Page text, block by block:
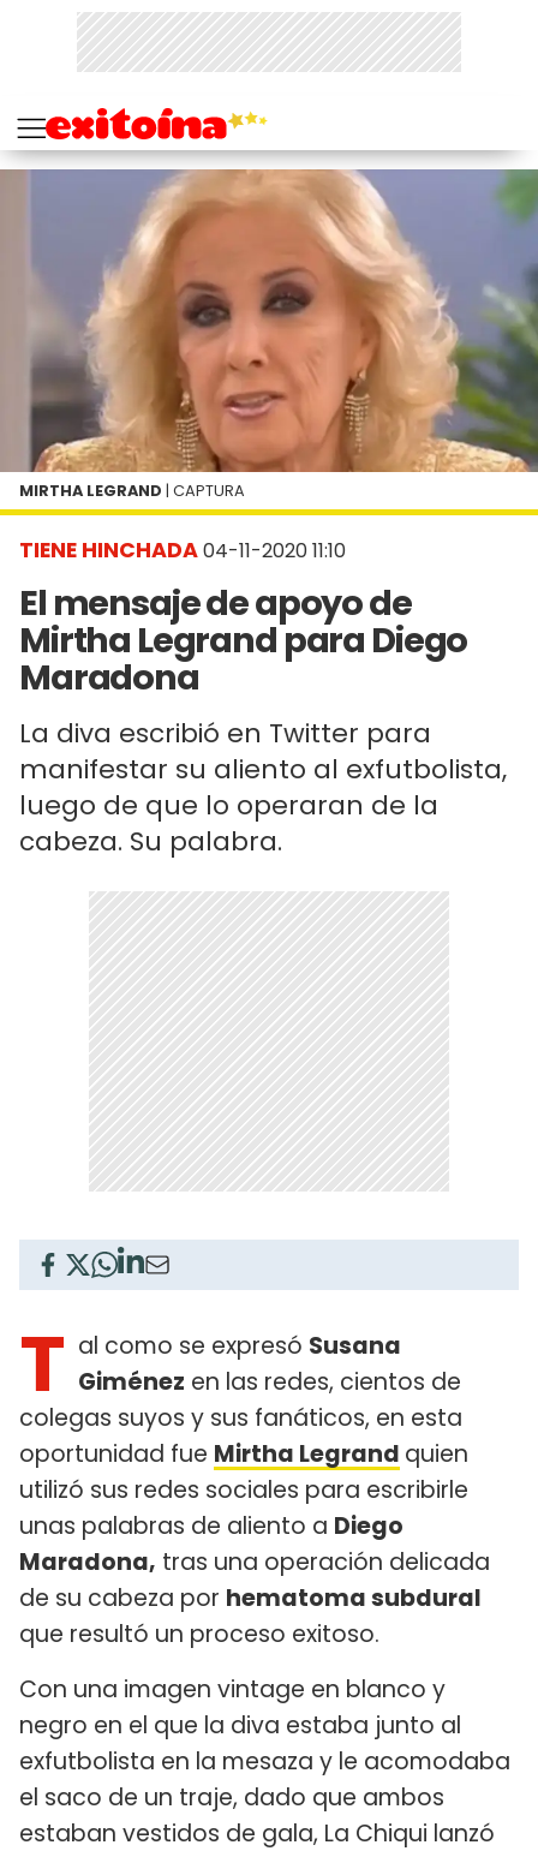
TIENE HINCHADA04-11-2020 11:10
El mensaje de apoyo de
Mirtha Legrand para Diego
Maradona
La diva escribió en Twitter para
manifestar su aliento al exfutbolista,
luego de que lo operaran de la
cabeza. Su palabra.
MIRTHA LEGRAND | CAPTURA
T al como se expresó Susana
Giménez en las redes, cientos de
colegas suyos y sus fanáticos, en esta
oportunidad fue Mirtha Legrand quien
utilizó sus redes sociales para escribirle
unas palabras de aliento a Diego
Maradona, tras una operación delicada
de su cabeza por hematoma subdural
que resultó un proceso exitoso.
Con una imagen vintage en blanco y
negro en el que la diva estaba junto al
exfutbolista en la mesaza y le acomodaba
el saco de un traje, dado que ambos
estaban vestidos de gala, La Chiqui lanzó